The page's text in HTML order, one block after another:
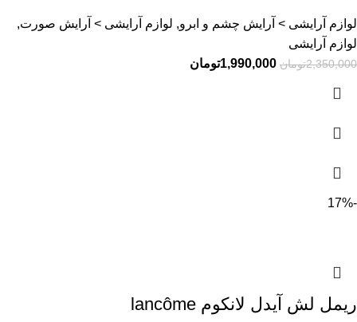
لوازم آرایشی > آرایش چشم و ابرو, لوازم آرایشی > آرایش صورت,
لوازم آرایشی
2,350,000تومان 1,990,000تومان
-17%
ریمل لش آیدل لانکوم lancôme